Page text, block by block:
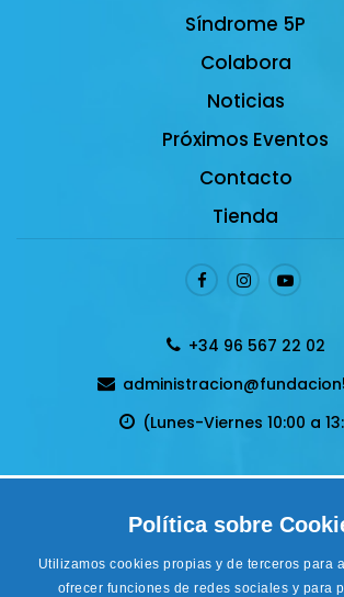
Política sobre
Utilizamos cookies propias y de terceros para
ofrecer funciones de redes sociales y para
Síndrome 5P
Colabora
Noticias
Próximos Eventos
Contacto
Tienda
+34 96 567 22 02
(Lunes-Viernes 10:00 a
Condiciones Generales de
Aviso legal
Cookies